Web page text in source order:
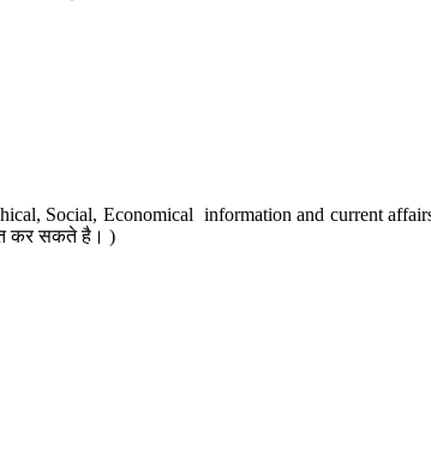
Social, Economical information and current
कर सकते है। )